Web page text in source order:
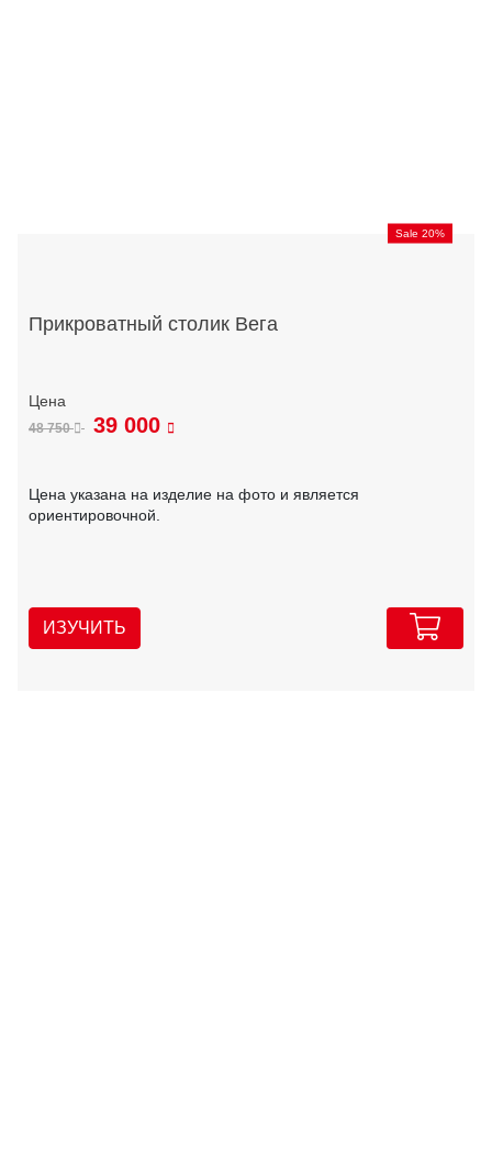
Sale 20%
Прикроватный столик Вега
48 750 39 000
Цена указана на изделие на фото и является
ориентировочной.
ИЗУЧИТЬ